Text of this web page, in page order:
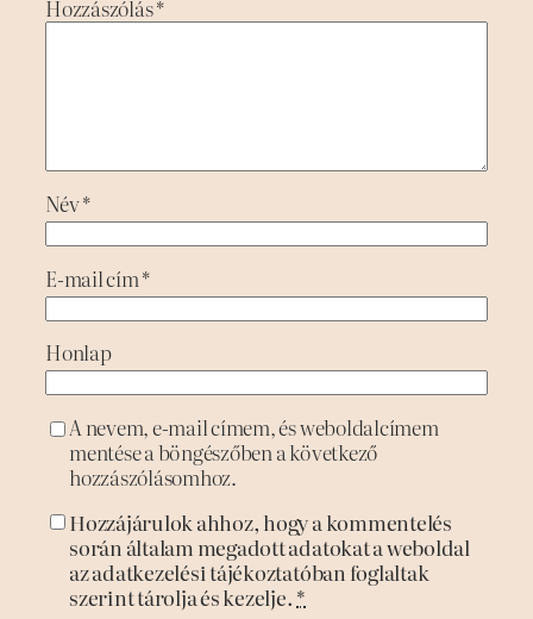
Hozzászólás*
Név*
E-mail cím*
Honlap
A nevem, e-mail címem, és weboldalcímem
mentése a böngészőben a következő
hozzászólásomhoz.
Hozzájárulok ahhoz, hogy a kommentelés
során általam megadott adatokat a weboldal
az adatkezelési tájékoztatóban foglaltak
szerint tárolja és kezelje. *